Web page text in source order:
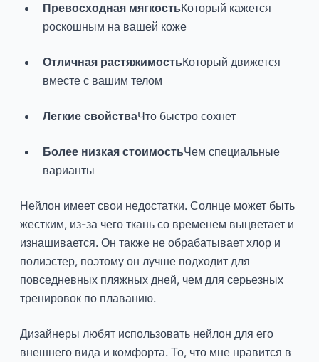
Превосходная мягкостьКоторый кажется
роскошным на вашей коже
Отличная растяжимостьКоторый движется
вместе с вашим телом
Легкие свойстваЧто быстро сохнет
Более низкая стоимостьЧем специальные
варианты
Нейлон имеет свои недостатки. Солнце может быть
жестким, из-за чего ткань со временем выцветает и
изнашивается. Он также не обрабатывает хлор и
полиэстер, поэтому он лучше подходит для
повседневных пляжных дней, чем для серьезных
тренировок по плаванию.
Дизайнеры любят использовать нейлон для его
внешнего вида и комфорта. То, что мне нравится в